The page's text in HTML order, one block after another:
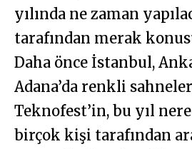
yılında ne zaman
tarafından merak
Daha önce İstanbul,
Adana’da renkli
Teknofest’in, bu yıl
birçok kişi tarafından